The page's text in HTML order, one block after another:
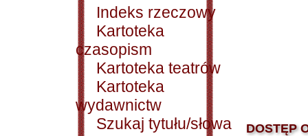
Indeks rzeczowy
Kartoteka
czasopism
Kartoteka teatrów
Kartoteka
wydawnictw
Szukaj tytułu/słowa
DOSTĘP